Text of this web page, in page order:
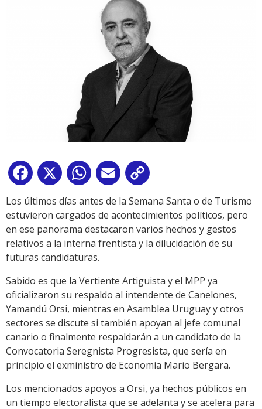
Facebook
X WhatsApp
Email
Link
Los últimos días antes de la Semana Santa o de Turismo
estuvieron cargados de acontecimientos políticos, pero
en ese panorama destacaron varios hechos y gestos
relativos a la interna frentista y la dilucidación de su
futuras candidaturas.
Sabido es que la Vertiente Artiguista y el MPP ya
oficializaron su respaldo al intendente de Canelones,
Yamandú Orsi, mientras en Asamblea Uruguay y otros
sectores se discute si también apoyan al jefe comunal
canario o finalmente respaldarán a un candidato de la
Convocatoria Seregnista Progresista, que sería en
principio el exministro de Economía Mario Bergara.
Los mencionados apoyos a Orsi, ya hechos públicos en
un tiempo electoralista que se adelanta y se acelera para